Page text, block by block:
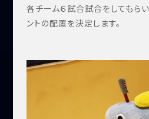
各チーム６試合試合をしてもら
ントの配置を決定します。